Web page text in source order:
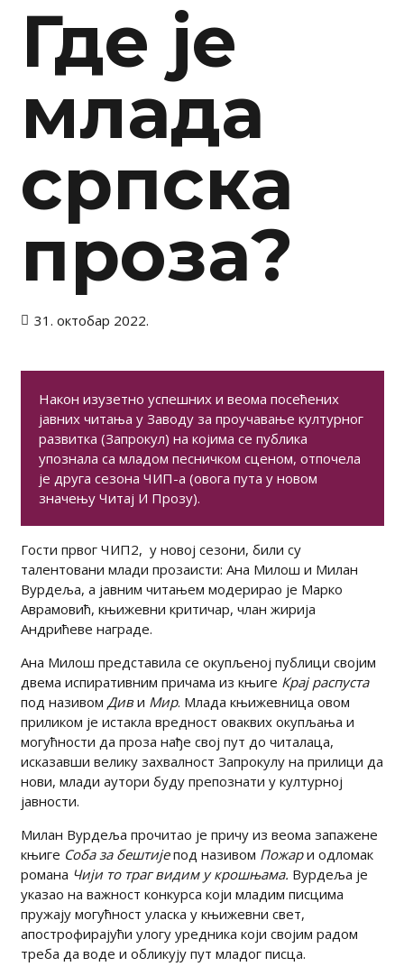
Где је
млада
српска
проза?
31. октобар 2022.
Након изузетно успешних и веома посећених
јавних читања у Заводу за проучавање културног
развитка (Запрокул) на којима се публика
упознала са младом песничком сценом, отпочела
је друга сезона ЧИП-а (овога пута у новом
значењу Читај И Прозу).
Гости првог ЧИП2, у новој сезони, били су
талентовани млади прозаисти: Aна Милош и Милан
Вурдеља, а јавним читањем модерирао је Марко
Аврамовић, књижевни критичар, члан жирија
Андрићеве награде.
Aна Милош представила се окупљеној публици својим
двема испиративним причама из књиге Крај распуста
под називом Диви Мир. Млада књижевница овом
приликом је истакла вредност оваквих окупљања и
могућности да проза нађе свој пут до читалаца,
исказавши велику захвалност Запрокулу на прилици да
нови, млади аутори буду препознати у културној
јавности.
Милан Вурдеља прочитао је причу из веома запажене
књиге Соба за бештијепод називом Пожари одломак
романа Чији то траг видим у крошњама. Вурдеља је
указао на важност конкурса који младим писцима
пружају могућност уласка у књижевни свет,
апострофирајући улогу уредника који својим радом
треба да воде и обликују пут младог писца.